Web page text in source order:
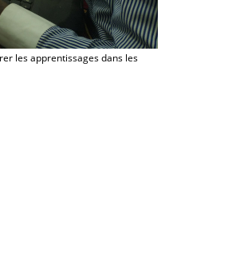
les apprentissages dans les